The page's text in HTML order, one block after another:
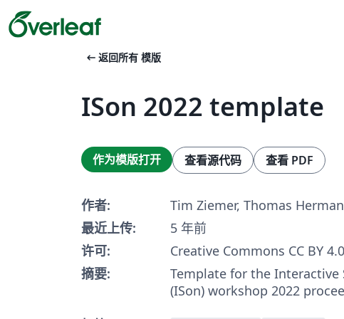
arrow_left_alt 返回所有 模版
ISon 2022 template
作为模版打开 查看源代码 查看 PDF
作者:
Tim Ziemer, Thomas
最近上传:
5 年前
许可:
Creative Commons CC BY 4.0
摘要:
Template for the Interactive
(ISon) workshop 2022